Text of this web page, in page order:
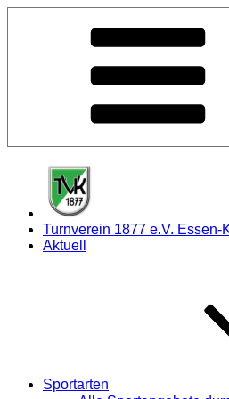
Turnverein 1877 e.V. Essen-
Aktuell
Sportarten